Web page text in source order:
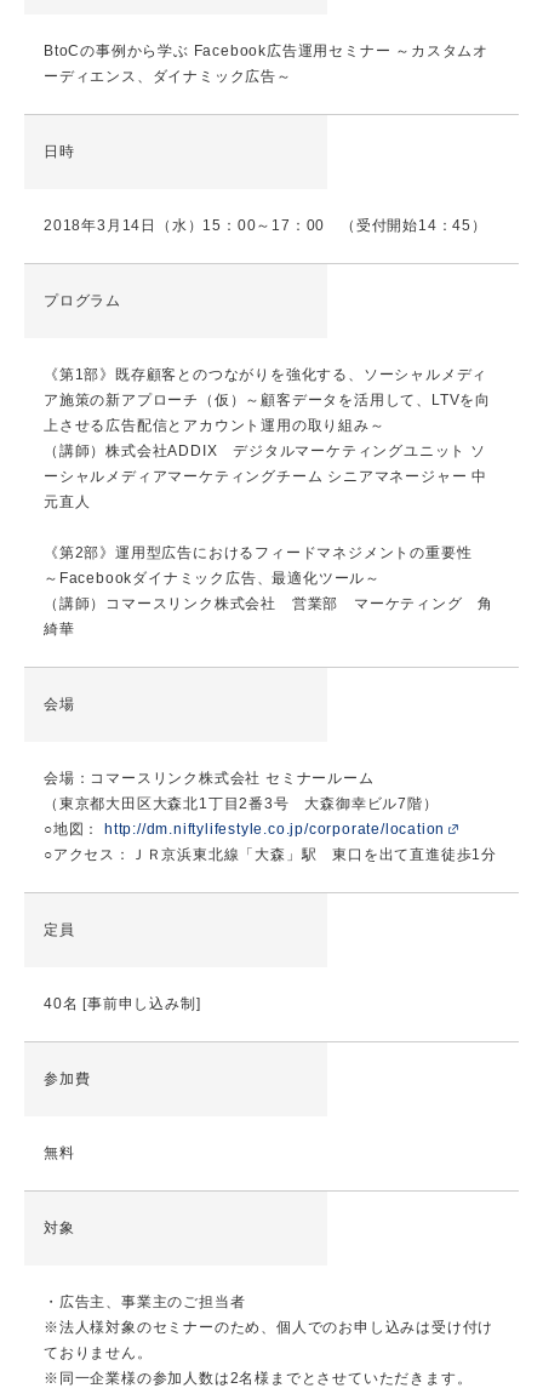
BtoCの事例から学ぶ Facebook広告運用セミナー ～カスタムオ
ーディエンス、ダイナミック広告～
日時
2018年3月14日（水）15：00～17：00 （受付開始14：45）
プログラム
《第1部》既存顧客とのつながりを強化する、ソーシャルメディ
ア施策の新アプローチ（仮）～顧客データを活用して、LTVを向
上させる広告配信とアカウント運用の取り組み～
（講師）株式会社ADDIX デジタルマーケティングユニット ソ
ーシャルメディアマーケティングチーム シニアマネージャー 中
元直人
《第2部》運用型広告におけるフィードマネジメントの重要性
～Facebookダイナミック広告、最適化ツール～
（講師）コマースリンク株式会社 営業部 マーケティング 角
綺華
会場
会場：コマースリンク株式会社 セミナールーム
（東京都大田区大森北1丁目2番3号 大森御幸ビル7階）
○地図： http://dm.niftylifestyle.co.jp/corporate/location
○アクセス：ＪＲ京浜東北線「大森」駅 東口を出て直進徒歩1分
定員
40名 [事前申し込み制]
参加費
無料
対象
・広告主、事業主のご担当者
※法人様対象のセミナーのため、個人でのお申し込みは受け付け
ておりません。
※同一企業様の参加人数は2名様までとさせていただきます。